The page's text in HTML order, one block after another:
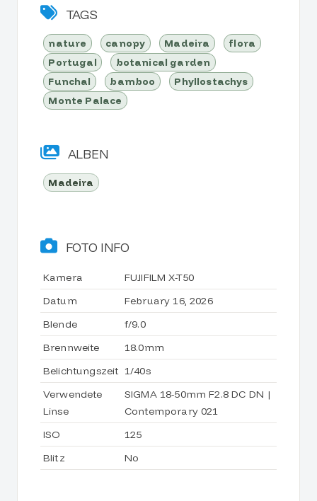
TAGS
nature canopy Madeira
flora
Portugal
botanical garden
Funchal
bamboo
Phyllostachys
Monte Palace
ALBEN
Madeira
FOTO INFO
Kamera
FUJIFILM X-T50
Datum
February 16, 2026
Blende
f/9.0
Brennweite
18.0mm
Belichtungszeit 1/40s
Verwendete
Linse
SIGMA 18-50mm F2.8 DC DN |
Contemporary 021
ISO
125
Blitz
No